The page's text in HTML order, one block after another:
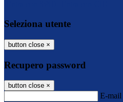
Seleziona utente
button close ×
Recupero password
button close ×
E-mail